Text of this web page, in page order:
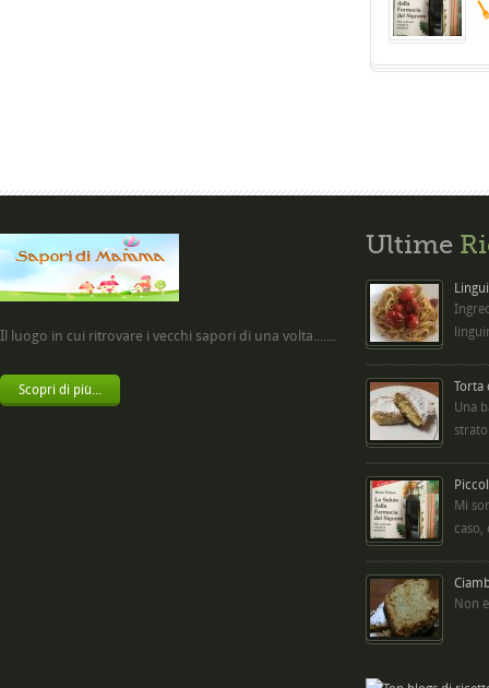
Il luogo in cui ritrovare i vecchi sapori di una volta.......
Scopri di più...
Ultime
Torta
Una
Mi
caso,
Non